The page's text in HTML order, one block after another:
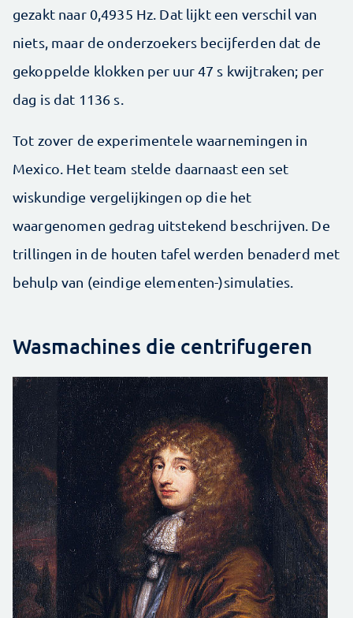
gezakt naar 0,4935 Hz. Dat lijkt een verschil van
niets, maar de onderzoekers becijferden dat de
gekoppelde klokken per uur 47 s kwijtraken; per
dag is dat 1136 s.
Tot zover de experimentele waarnemingen in
Mexico. Het team stelde daarnaast een set
wiskundige vergelijkingen op die het
waargenomen gedrag uitstekend beschrijven. De
trillingen in de houten tafel werden benaderd met
behulp van (eindige elementen-)simulaties.
Wasmachines die centrifugeren